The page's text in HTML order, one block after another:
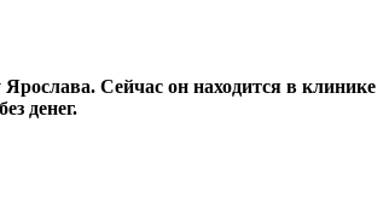
Ярослава. Сейчас он находится в клинике
денег.